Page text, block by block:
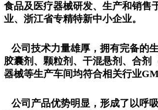
食品及医疗器械研发、生产和销售
业、浙江省专精特新中小企业。
公司技术力量雄厚，拥有完备的
胶囊剂、颗粒剂、干混悬剂、合剂
器械等生产车间均符合相关行业
公司产品优势明显，形成了以呼